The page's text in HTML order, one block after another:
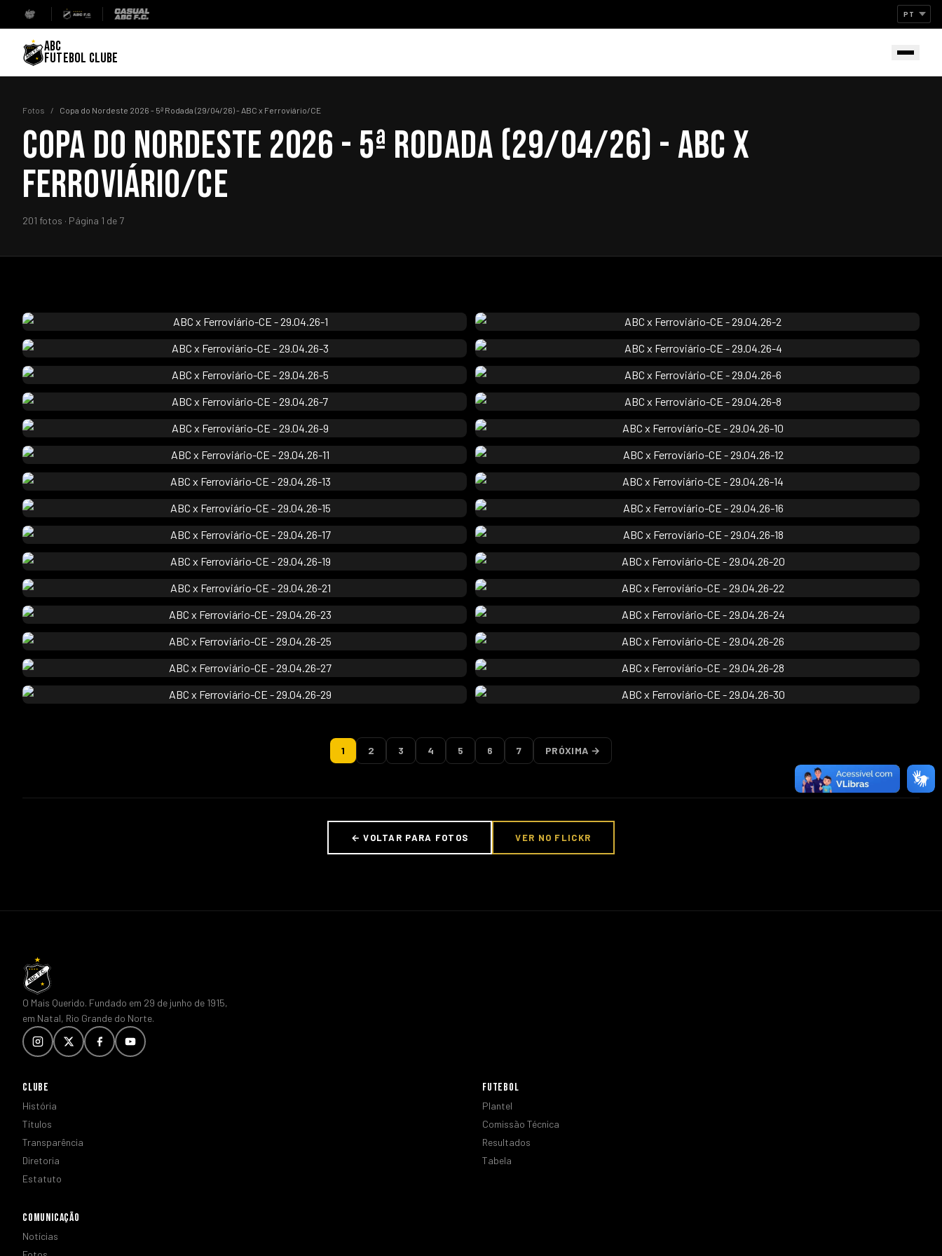
ABC
FUTEBOL CLUBE
Fotos / Copa do Nordeste 2026 - 5ª Rodada (29/04/26) - ABC x Ferroviário/CE
COPA DO NORDESTE 2026 - 5ª RODADA (29/04/26) - ABC X
FERROVIÁRIO/CE
201 fotos · Página 1 de 7
1 2 3 4 5 6 7 PRÓXIMA →
← VOLTAR PARA FOTOS VER NO FLICKR
O Mais Querido. Fundado em 29 de junho de 1915,
em Natal, Rio Grande do Norte.
CLUBE
História
Títulos
Transparência
Diretoria
Estatuto
FUTEBOL
Plantel
Comissão Técnica
Resultados
Tabela
COMUNICAÇÃO
Notícias